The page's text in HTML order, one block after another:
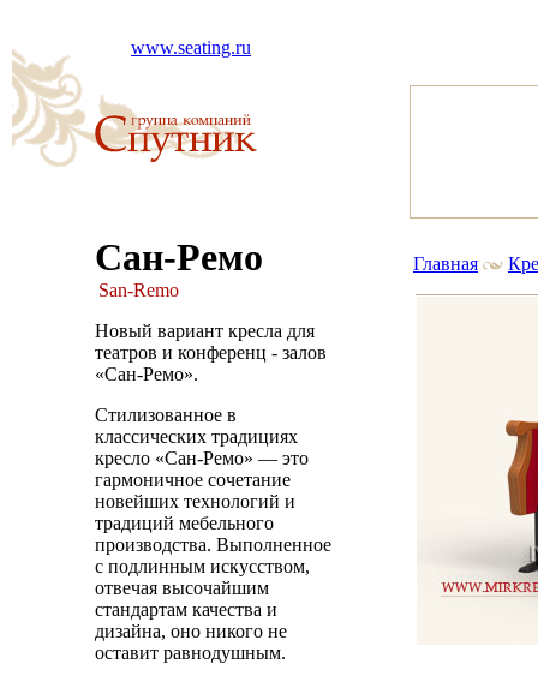
www.seating.ru
Сан-Ремо
San-Remo
Новый вариант кресла для
театров и конференц - залов
«Сан-Ремо».
Стилизованное в
классических традициях
кресло «Сан-Ремо» — это
гармоничное сочетание
новейших технологий и
традиций мебельного
производства. Выполненное
с подлинным искусством,
отвечая высочайшим
стандартам качества и
дизайна, оно никого не
оставит равнодушным.
Главная